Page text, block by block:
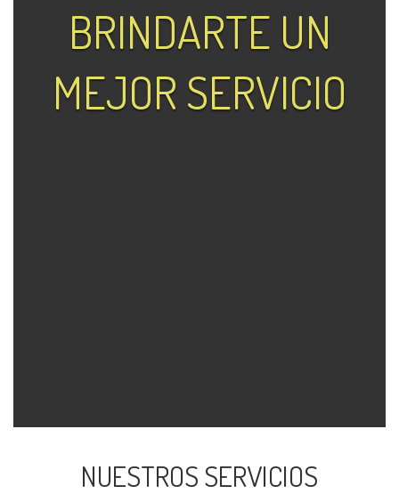
BRINDARTE UN
MEJOR SERVICIO
NUESTROS SERVICIOS